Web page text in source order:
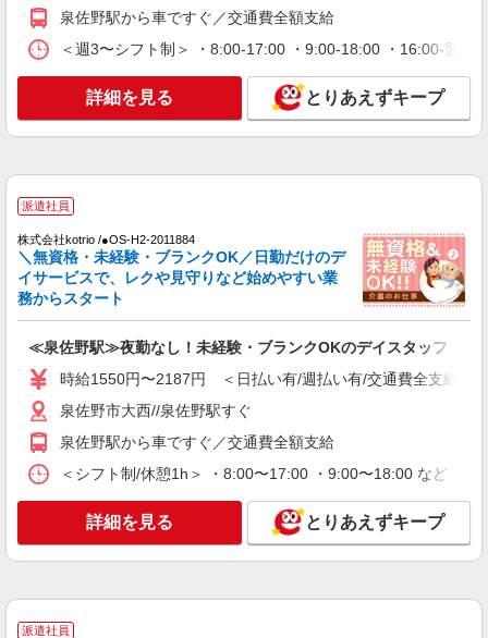
料住宅の介護♪
時給1550円〜2187円 ＜日払い有/週払い有/交
泉佐野市大西//泉佐野駅すぐ
詳細を見る
株式会社kotrio /●OS-H2-2009573
向かう先は、笑顔の待つ場所！デイサービスの
サポート＆送迎STAFF
時給1550円〜2187円 ＜日払い有/週払い有/交
泉佐野市大西//泉佐野駅すぐ
キープ 詳細を見る
派遣社員
株式会社kotrio /●OS-H2-2094071
＜面接なし＞デイサービスでリハビリ補助・送
迎など＊泉佐野市
時給1550円〜2187円 ＜日払い有/週払い有/交
通費全支給(ガソリン代含む)＞
泉佐野駅から車ですぐ／交通費全額支給
＜週3〜シフト制＞ ・8:00-17:00 ・9:00-18:00 ・16:00-
詳細を見る とりあえずキープ
派遣社員
株式会社kotrio /●OS-H2-2011884
＼無資格・未経験・ブランクOK／日勤だけのデ
イサービスで、レクや見守りなど始めやすい業
務からスタート
≪泉佐野駅≫夜勤なし！未経験・ブランクOKのデイスタッフ
時給1550円〜2187円 ＜日払い有/週払い有/交通費全支給(ガ
泉佐野市大西//泉佐野駅すぐ
泉佐野駅から車ですぐ／交通費全額支給
＜シフト制/休憩1h＞ ・8:00〜17:00 ・9:00〜18:00 など ※
詳細を見る とりあえずキープ
派遣社員